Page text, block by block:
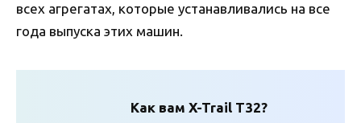
всех агрегатах, которые устанавливались на все
года выпуска этих машин.
Как вам X-Trail T32?